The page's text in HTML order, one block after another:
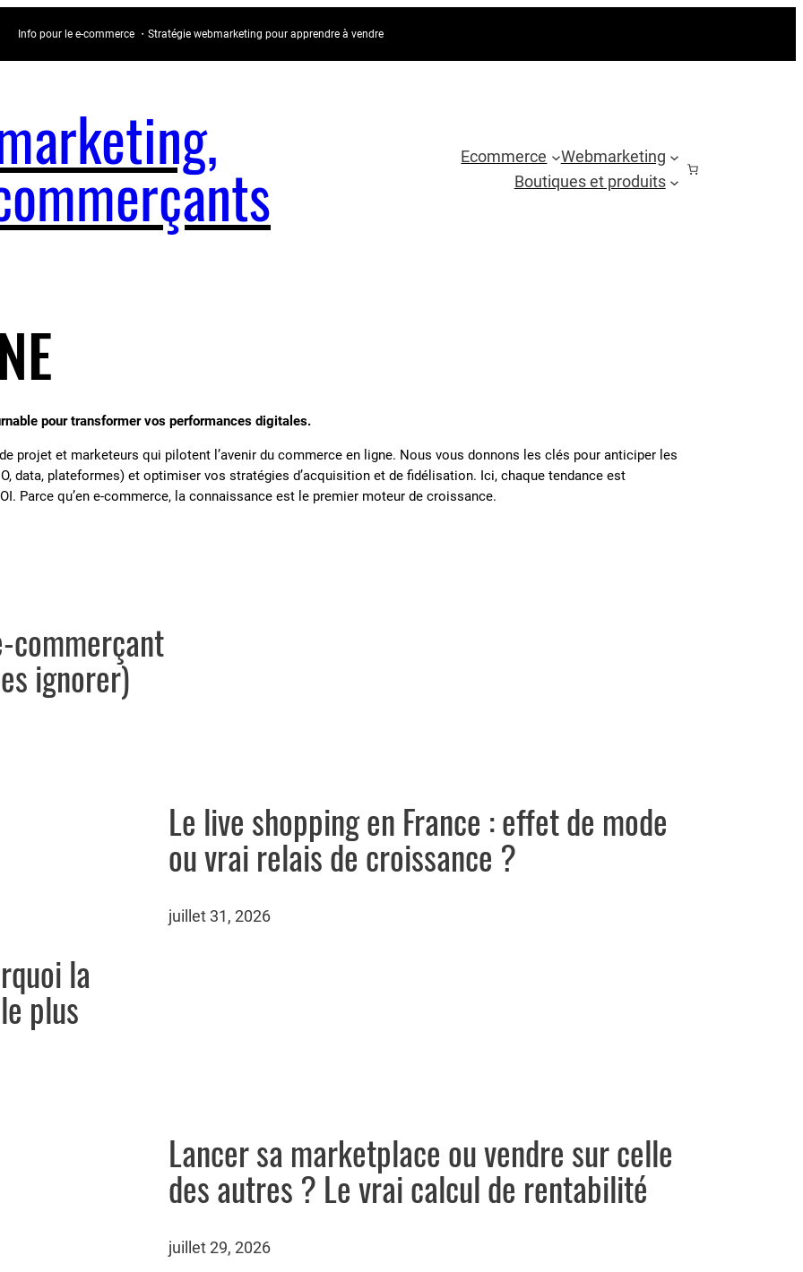
Info pour le e-commerce ・Stratégie webmarketing pour apprendre à vendre
Ecommerce
Webmarketing
Boutiques et produits
pour transformer vos performances digitales.
projet et marketeurs qui pilotent l’avenir du commerce en ligne. Nous vous donnons les clés pour anticiper les
data, plateformes) et optimiser vos stratégies d’acquisition et de fidélisation. Ici, chaque tendance est
Parce qu’en e-commerce, la connaissance est le premier moteur de croissance.
commerçant
ignorer)
la
plus
Le live shopping en France : effet de mode
ou vrai relais de croissance ?
juillet 31, 2026
Lancer sa marketplace ou vendre sur celle
des autres ? Le vrai calcul de rentabilité
juillet 29, 2026